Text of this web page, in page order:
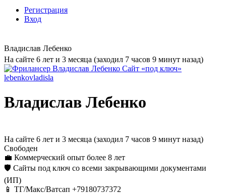
Регистрация
Вход
Владислав Лебенко
На сайте 6 лет и 3 месяца (заходил 7 часов 9 минут назад)
Владислав Лебенко
На сайте 6 лет и 3 месяца (заходил 7 часов 9 минут назад)
Свободен
💼 Коммерческий опыт более 8 лет
🛡️ Сайты под ключ со всеми закрывающими документами
(ИП)
📱 ТГ/Макс/Ватсап +79180737372